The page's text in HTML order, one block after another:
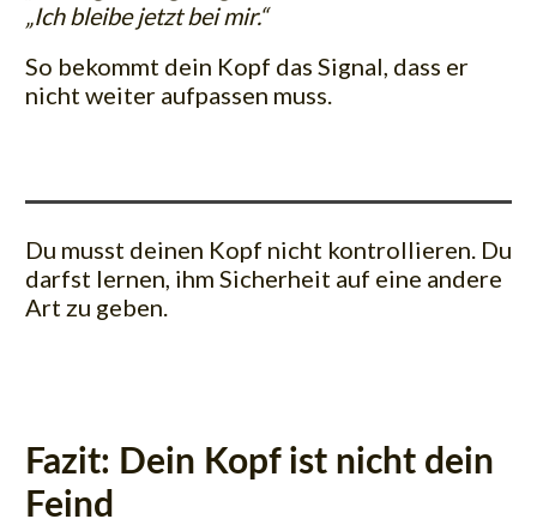
„Ich bleibe jetzt bei mir.“
So bekommt dein Kopf das Signal, dass er
nicht weiter aufpassen muss.
Du musst deinen Kopf nicht kontrollieren. Du
darfst lernen, ihm Sicherheit auf eine andere
Art zu geben.
Fazit: Dein Kopf ist nicht dein
Feind